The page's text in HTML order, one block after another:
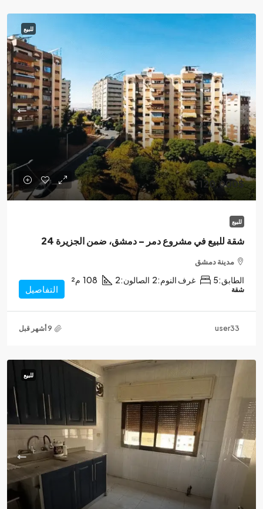
للبيع
120,000$
للبيع
شقة للبيع في مشروع دمر – دمشق، ضمن الجزيرة 24
مدينة دمشق
الطابق:5 غرف النوم:2 الصالون:2
108 م²
شقة التفاصيل
user33
للبيع